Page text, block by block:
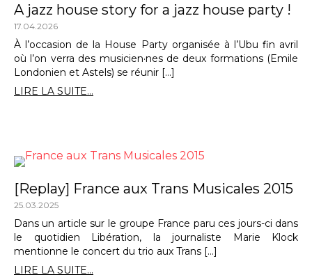
A jazz house story for a jazz house party !
17.04.2026
À l’occasion de la House Party organisée à l’Ubu fin avril
où l’on verra des musicien·nes de deux formations (Emile
Londonien et Astels) se réunir […]
LIRE LA SUITE...
[Replay] France aux Trans Musicales 2015
25.03.2025
Dans un article sur le groupe France paru ces jours-ci dans
le quotidien Libération, la journaliste Marie Klock
mentionne le concert du trio aux Trans […]
LIRE LA SUITE...